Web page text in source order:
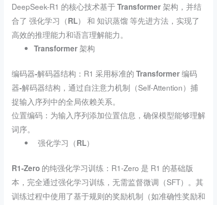
DeepSeek-R1 的核心技术基于Transformer 架构 ，并结
合了 强化学习（RL） 和 知识蒸馏 等先进方法，实现了
高效的推理能力和语言理解能力。
Transformer 架构
编码器-解码器结构 ：R1 采用标准的 Transformer 编码
器-解码器结构 ，通过自注意力机制（Self-Attention）捕
捉输入序列中的全局依赖关系。
位置编码：为输入序列添加位置信息，确保模型能够理解
词序。
强化学习（RL）
R1-Zero 的纯强化学习训练 ：R1-Zero 是 R1 的基础版
本，完全通过强化学习训练，无需监督微调（SFT）。 其
训练过程中使用了基于规则的奖励机制（如准确性奖励和